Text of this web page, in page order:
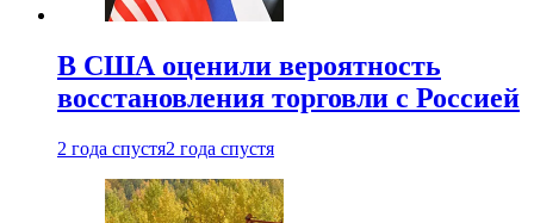
В США оценили вероятность
восстановления торговли с Россией
2 года спустя2 года спустя